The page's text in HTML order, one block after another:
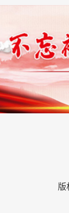
版